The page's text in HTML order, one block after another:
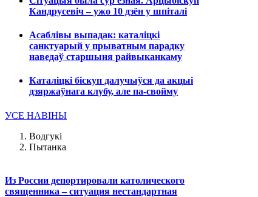
Кандрусевіч – ужо 10 дзён у шпіталі
Асаблівы выпадак: каталіцкі
санктуарый у прыватным парадку
наведаў старшыня райвыканкаму
Каталіцкі біскуп далучыўся да акцыі
дзяржаўнага клубу, але па-свойму
УСЕ НАВІНЫ
Водгукі
Пытанка
Из России депортировали католического
священника – ситуация нестандартная